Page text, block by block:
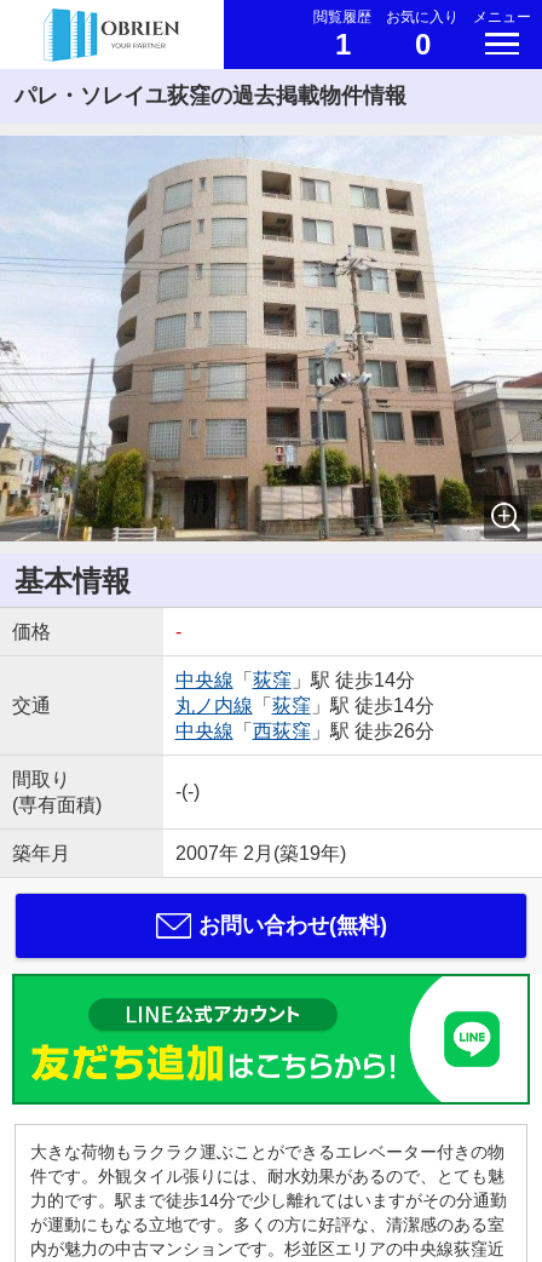
閲覧履歴
1
お気に入り
0
メニュー
パレ・ソレイユ荻窪の過去掲載物件情報
基本情報
価格 -
交通
中央線 「 荻窪 」駅 徒歩14分
丸ノ内線 「 荻窪 」駅 徒歩14分
中央線 「 西荻窪 」駅 徒歩26分
間取り
(専有面積)
-(-)
築年月 2007年 2月(築19年)
お問い合わせ(無料)
大きな荷物もラクラク運ぶことができるエレベーター付きの物
件です。外観タイル張りには、耐水効果があるので、とても魅
力的です。駅まで徒歩14分で少し離れてはいますがその分通勤
が運動にもなる立地です。多くの方に好評な、清潔感のある室
内が魅力の中古マンションです。杉並区エリアの中央線荻窪近